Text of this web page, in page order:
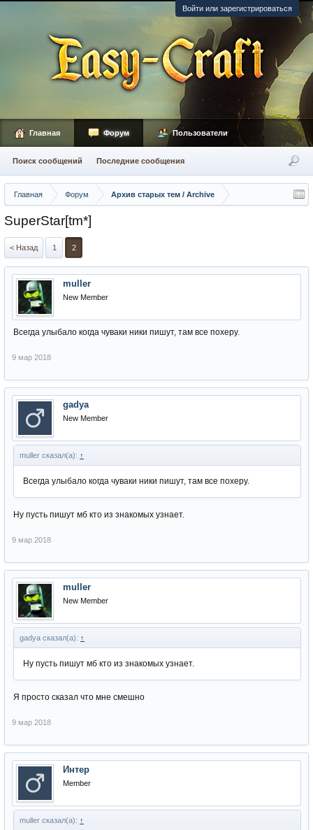
Войти или зарегистрироваться
Главная Форум Архив старых тем / Archive
SuperStar[tm*]
< Назад 1 2
muller
New Member
Всегда улыбало когда чуваки ники пишут, там все похеру.
9 мар 2018
gadya
New Member
muller сказал(а): ↑
Всегда улыбало когда чуваки ники пишут, там все похеру.
Ну пусть пишут мб кто из знакомых узнает.
9 мар 2018
muller
New Member
gadya сказал(а): ↑
Ну пусть пишут мб кто из знакомых узнает.
Я просто сказал что мне смешно
9 мар 2018
Интер
Member
muller сказал(а): ↑
Главная Форум
Поиск сообщений Последние сообщения
Пользователи